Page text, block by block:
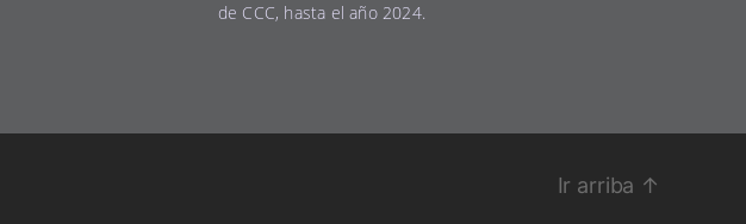
de CCC, hasta el año 2024.
Ir arriba ↑